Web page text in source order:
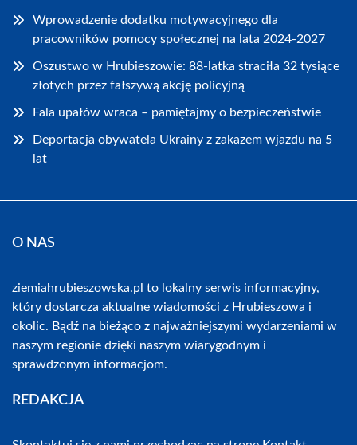
Wprowadzenie dodatku motywacyjnego dla
pracowników pomocy społecznej na lata 2024-2027
Oszustwo w Hrubieszowie: 88-latka straciła 32 tysiące
złotych przez fałszywą akcję policyjną
Fala upałów wraca – pamiętajmy o bezpieczeństwie
Deportacja obywatela Ukrainy z zakazem wjazdu na 5
lat
O NAS
ziemiahrubieszowska.pl to lokalny serwis informacyjny,
który dostarcza aktualne wiadomości z Hrubieszowa i
okolic. Bądź na bieżąco z najważniejszymi wydarzeniami w
naszym regionie dzięki naszym wiarygodnym i
sprawdzonym informacjom.
REDAKCJA